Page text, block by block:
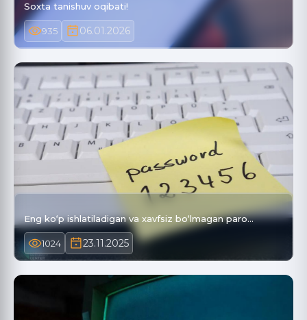
Soxta tanishuv oqibati!
935 06.01.2026
Eng ko‘p ishlatiladigan va xavfsiz bo‘lmagan paro…
1024 23.11.2025